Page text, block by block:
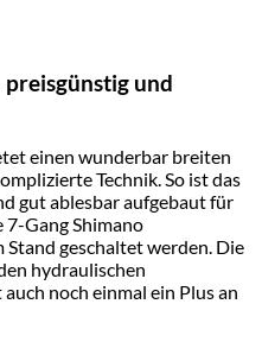
und
einen wunderbar breiten
Technik. So ist das
gut ablesbar aufgebaut für
Gang Shimano
geschaltet werden. Die
hydraulischen
noch einmal ein Plus an